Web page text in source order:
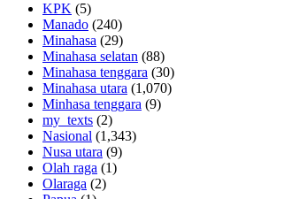
KPK (5)
Manado (240)
Minahasa (29)
Minahasa selatan (88)
Minahasa tenggara (30)
Minahasa utara (1,070)
Minhasa tenggara (9)
my_texts (2)
Nasional (1,343)
Nusa utara (9)
Olah raga (1)
Olaraga (2)